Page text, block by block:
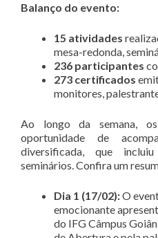
Balanço do evento:
15 atividades
mesa-redonda,
236 participantes
273 certificados
monitores,
Ao longo da semana,
oportunidade de
diversificada, que
seminários. Confira um
Dia 1 (17/02):O
emocionante
do IFG Câmpus